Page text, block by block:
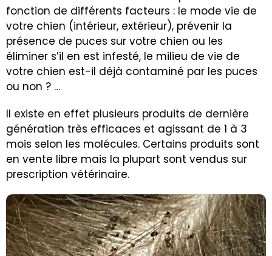
fonction de différents facteurs : le mode vie de
votre chien (intérieur, extérieur), prévenir la
présence de puces sur votre chien ou les
éliminer s’il en est infesté, le milieu de vie de
votre chien est-il déjà contaminé par les puces
ou non ? …
Il existe en effet plusieurs produits de dernière
génération très efficaces et agissant de 1 à 3
mois selon les molécules. Certains produits sont
en vente libre mais la plupart sont vendus sur
prescription vétérinaire.